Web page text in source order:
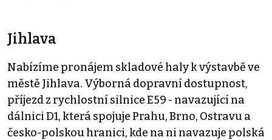
Jihlava
Nabízíme pronájem skladové haly k výstavbě ve
městě Jihlava. Výborná dopravní dostupnost,
příjezd z rychlostní silnice E59 - navazující na
dálnici D1, která spojuje Prahu, Brno, Ostravu a
česko-polskou hranici, kde na ni navazuje polská